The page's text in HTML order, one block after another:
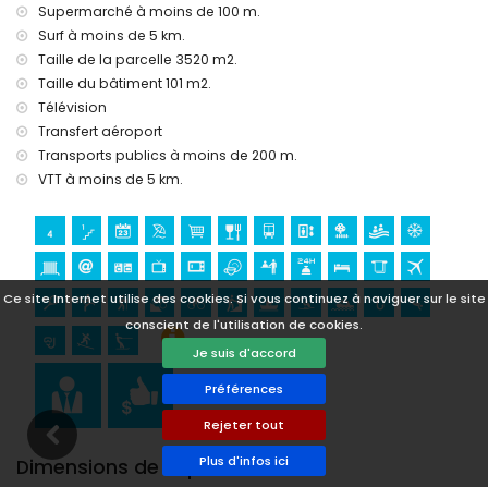
Ce site Internet utilise des cookies. Si vous continuez à naviguer sur le site
conscient de l'utilisation de cookies.
Je suis d'accord
Préférences
Rejeter tout
Plus d'infos ici
tennis, équitation, randonnée, VTT, cyclisme, escalade,
canoë, kayak, rafting, pêche, plongée, snorkeling, surf et ski
nautique (à moins de 5 kilomètres de l'appartement)
golf (Club de Golf Jávea) et planche à voile (à moins de 10
kilomètres de l'appartement)
Supermarché à moins de 100 m.
Surf à moins de 5 km.
Taille de la parcelle 3520 m2.
Taille du bâtiment 101 m2.
Télévision
Transfert aéroport
Transports publics à moins de 200 m.
VTT à moins de 5 km.
Dimensions de la piscine